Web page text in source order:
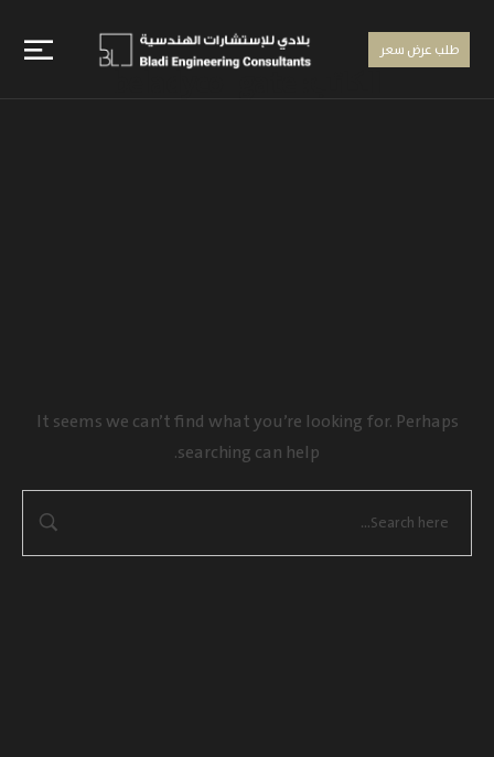
طلب عرض سعر
الكاتب: beladyco_gate
It seems we can’t find what you’re looking for. Perhaps
searching can help.